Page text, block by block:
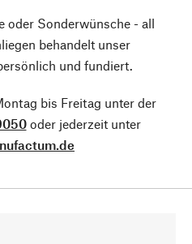
oder Sonderwünsche - all
behandelt unser
und fundiert.
bis Freitag unter der
oder jederzeit unter